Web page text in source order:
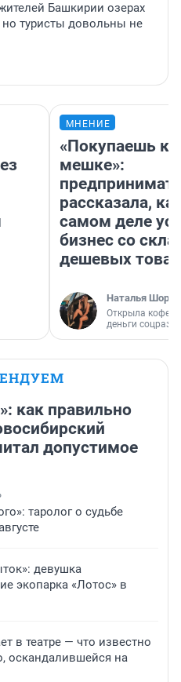
Башкирии озерах
туристы довольны не
МНЕНИЕ
«Покупаешь
мешке»:
рассказала,
самом деле
бизнес со
дешевых
Наталья
Открыла
деньги
как правильно
допустимое
таролог о судьбе
девушка
экопарка «Лотос» в
в театре — что известно
оскандалившейся на